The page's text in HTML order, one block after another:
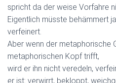
spricht da der weise Vorfahre
Eigentlich müsste behämmert
verfeinert.
Aber wenn der metaphorische
metaphorischen Kopf trifft,
wird er ihn nicht veredeln,
er ist: verwirrt, bekloppt,